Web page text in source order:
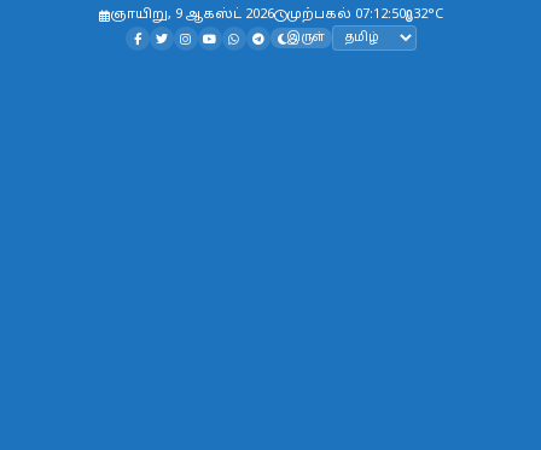
ஞாயிறு, 9 ஆகஸ்ட் 2026 முற்பகல் 07:12:51 32°C
இருள்